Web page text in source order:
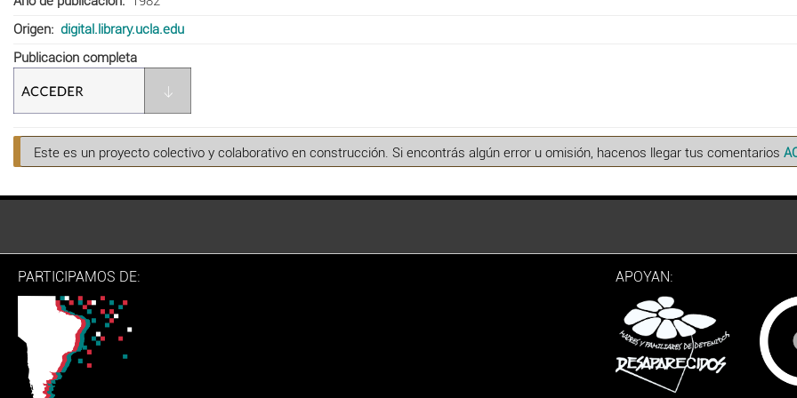
Origen
digital.library.ucla.edu
Publicacion completa
Este es un proyecto colectivo y colaborativo en construcción. Si encontrás algún error u omisión, hacenos llegar tus comentarios
PARTICIPAMOS DE: APOYAN: